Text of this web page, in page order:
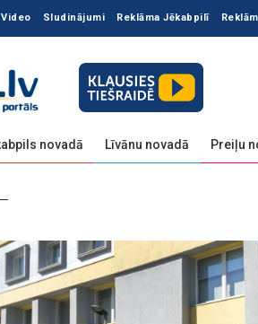
Video Sludinājumi Reklāma Jēkabpilī
novadā Līvānu novadā Preiļu